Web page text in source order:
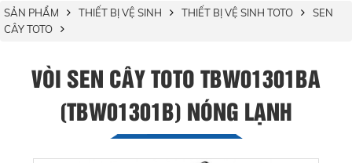
SẢN PHẨM THIẾT BỊ VỆ SINH THIẾT BỊ VỆ SINH TOTO
SEN
CÂY TOTO
VÒI SEN CÂY TOTO TBW01301BA
(TBW01301B) NÓNG LẠNH